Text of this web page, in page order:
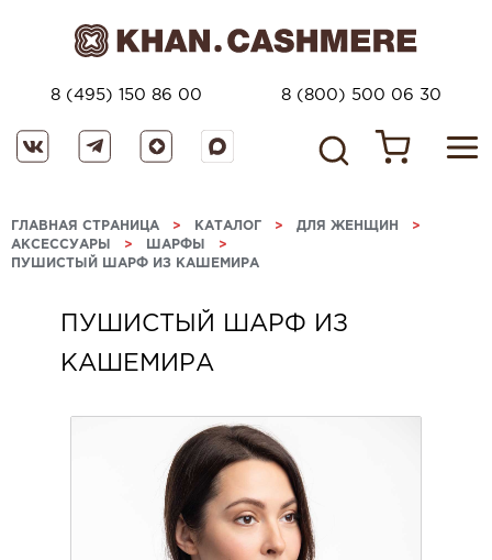
8 (495) 150 86 00 8 (800) 500 06 30
ГЛАВНАЯ СТРАНИЦА > КАТАЛОГ > ДЛЯ ЖЕНЩИН >
АКСЕССУАРЫ > ШАРФЫ >
ПУШИСТЫЙ ШАРФ ИЗ КАШЕМИРА
ПУШИСТЫЙ ШАРФ ИЗ
КАШЕМИРА